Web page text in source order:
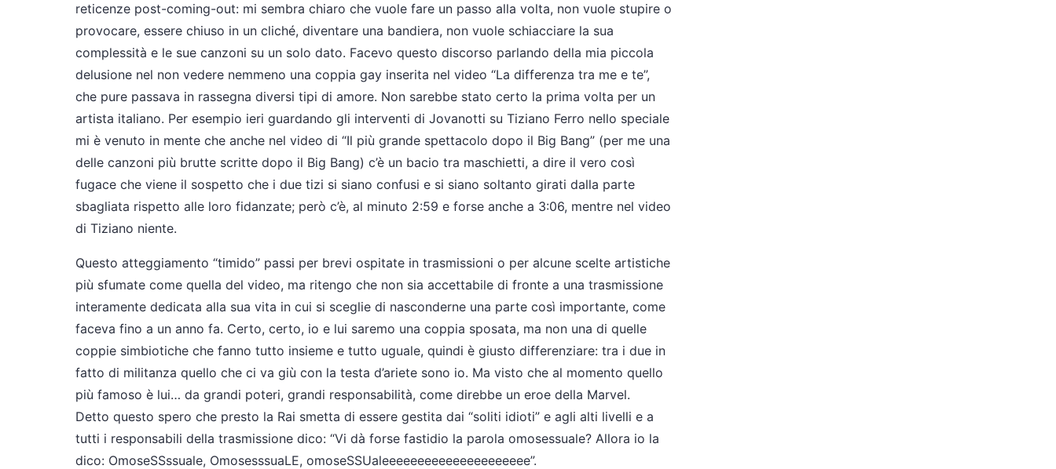
reticenze post-coming-out: mi sembra chiaro che vuole fare un passo alla volta, non vuole stupire o
provocare, essere chiuso in un cliché, diventare una bandiera, non vuole schiacciare la sua
complessità e le sue canzoni su un solo dato. Facevo questo discorso parlando della mia piccola
delusione nel non vedere nemmeno una coppia gay inserita nel video “La differenza tra me e te”,
che pure passava in rassegna diversi tipi di amore. Non sarebbe stato certo la prima volta per un
artista italiano. Per esempio ieri guardando gli interventi di Jovanotti su Tiziano Ferro nello speciale
mi è venuto in mente che anche nel video di “Il più grande spettacolo dopo il Big Bang” (per me una
delle canzoni più brutte scritte dopo il Big Bang) c’è un bacio tra maschietti, a dire il vero così
fugace che viene il sospetto che i due tizi si siano confusi e si siano soltanto girati dalla parte
sbagliata rispetto alle loro fidanzate; però c’è, al minuto 2:59 e forse anche a 3:06, mentre nel video
di Tiziano niente.
Questo atteggiamento “timido” passi per brevi ospitate in trasmissioni o per alcune scelte artistiche
più sfumate come quella del video, ma ritengo che non sia accettabile di fronte a una trasmissione
interamente dedicata alla sua vita in cui si sceglie di nasconderne una parte così importante, come
faceva fino a un anno fa. Certo, certo, io e lui saremo una coppia sposata, ma non una di quelle
coppie simbiotiche che fanno tutto insieme e tutto uguale, quindi è giusto differenziare: tra i due in
fatto di militanza quello che ci va giù con la testa d’ariete sono io. Ma visto che al momento quello
più famoso è lui… da grandi poteri, grandi responsabilità, come direbbe un eroe della Marvel.
Detto questo spero che presto la Rai smetta di essere gestita dai “soliti idioti” e agli alti livelli e a
tutti i responsabili della trasmissione dico: “Vi dà forse fastidio la parola omosessuale? Allora io la
dico: OmoseSSssuale, OmosesssuaLE, omoseSSUaleeeeeeeeeeeeeeeeeeeee”.